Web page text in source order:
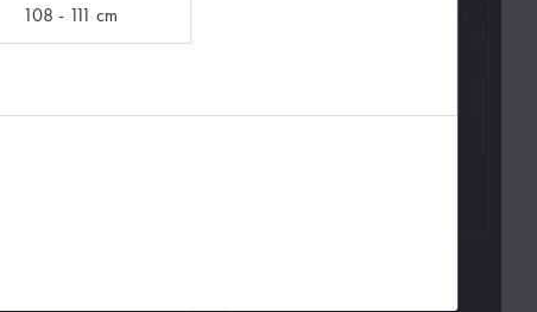
108 - 111 cm